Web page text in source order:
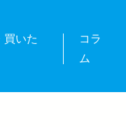
買いた
コラ
ム